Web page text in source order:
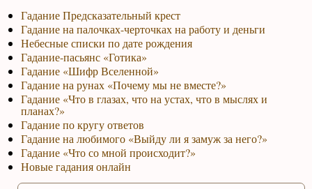
Гадание Предсказательный крест
Гадание на палочках-черточках на работу и деньги
Небесные списки по дате рождения
Гадание-пасьянс «Готика»
Гадание «Шифр Вселенной»
Гадание на рунах «Почему мы не вместе?»
Гадание «Что в глазах, что на устах, что в мыслях и
планах?»
Гадание по кругу ответов
Гадание на любимого «Выйду ли я замуж за него?»
Гадание «Что со мной происходит?»
Новые гадания онлайн